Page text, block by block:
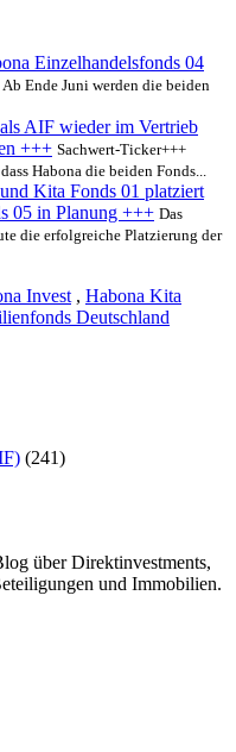
Einzelhandelsfonds 04
Ab Ende Juni werden die beiden
AIF wieder im Vertrieb
+++ Sachwert-Ticker+++
Habona die beiden Fonds...
Kita Fonds 01 platziert
05 in Planung +++ Das
die erfolgreiche Platzierung der
Invest, Habona Kita
Deutschland
(241)
über Direktinvestments,
und Immobilien.